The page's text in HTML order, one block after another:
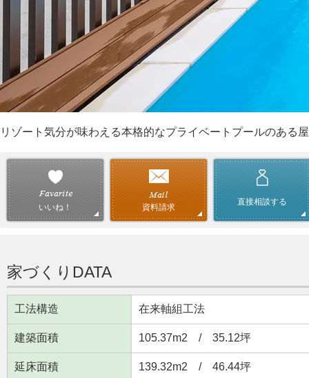
リゾート気分が味わえる本格的なプライベートプールのある
いいね！ 資料請求
直接相談する
家づくりDATA
工法構造 在来軸組工法
建築面積 105.37m2 / 35.12坪
延床面積 139.32m2 / 46.44坪